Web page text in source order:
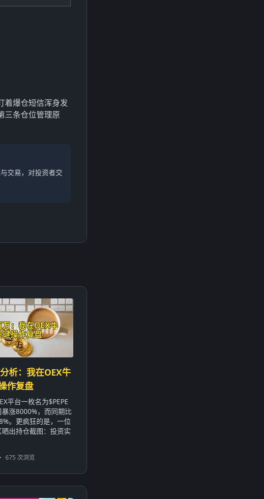
着爆仓短信浑身发
三条仓位管理原
交易，对投资者交
析：我在OEX牛
作复盘
平台一枚名为$PEPE
涨8000%，而同期比
。更疯狂的是，一位
出持仓截图：投资实
• 675 次浏览